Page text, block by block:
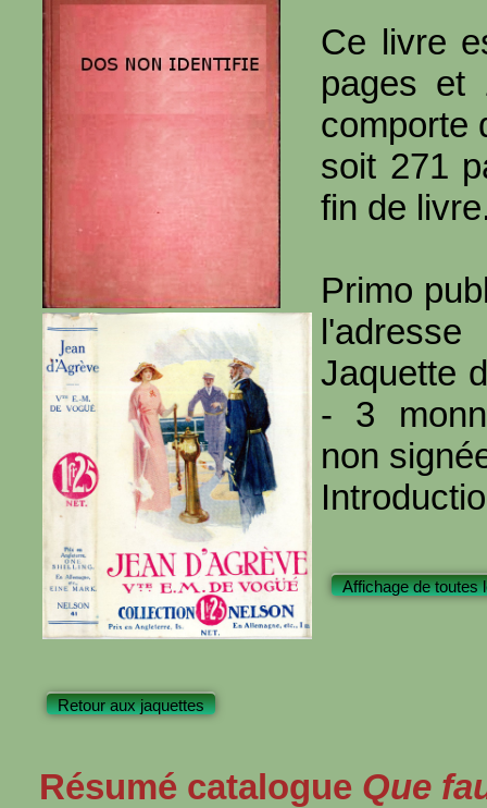
Ce livre
pages et
comporte
soit 271
fin de
Primo
l'adresse
Jaquette
- 3
non
Affichage de toutes
Retour aux jaquettes
Résumé catalogue Que